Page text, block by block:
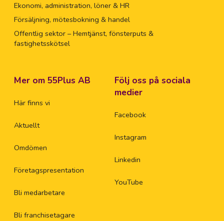
Ekonomi, administration, löner & HR
Försäljning, mötesbokning & handel
Offentlig sektor – Hemtjänst, fönsterputs &
fastighetsskötsel
Mer om 55Plus AB
Här finns vi
Aktuellt
Omdömen
Företagspresentation
Bli medarbetare
Bli franchisetagare
Följ oss på sociala
medier
Facebook
Instagram
Linkedin
YouTube